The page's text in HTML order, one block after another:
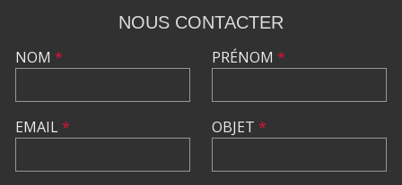
NOUS CONTACTER
NOM *
EMAIL*
PRÉNOM *
OBJET *